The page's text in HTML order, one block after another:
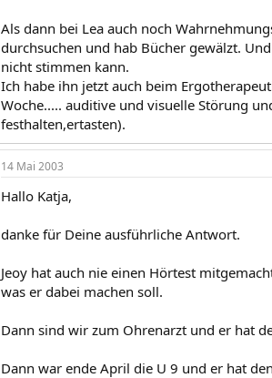
Als dann bei Lea auch noch
durchsuchen und hab Bücher gewälzt.
nicht stimmen kann.
Ich habe ihn jetzt auch beim
Woche..... auditive und visuelle Störung
festhalten,ertasten).
14 Mai 2003
Hallo Katja,
danke für Deine ausführliche Antwort.
Jeoy hat auch nie einen Hörtest
was er dabei machen soll.
Dann sind wir zum Ohrenarzt und er hat
Dann war ende April die U 9 und er hat